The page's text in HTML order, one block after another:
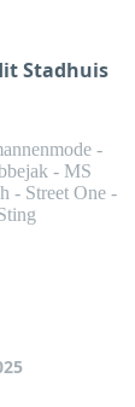
Stadhuis
-
- MS
- Street One -